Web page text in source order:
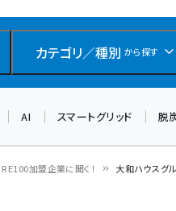
カテゴリ／種別 から探す
AI スマートグリッド 脱
RE100加盟企業に聞く！ 大和ハウスグ